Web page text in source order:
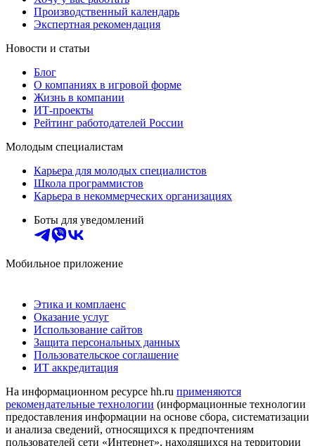
Производственный календарь
Экспертная рекомендация
Новости и статьи
Блог
О компаниях в игровой форме
Жизнь в компании
ИТ-проекты
Рейтинг работодателей России
Молодым специалистам
Карьера для молодых специалистов
Школа программистов
Карьера в некоммерческих организациях
Боты для уведомлений
Мобильное приложение
Этика и комплаенс
Оказание услуг
Использование сайтов
Защита персональных данных
Пользовательское соглашение
ИТ аккредитация
На информационном ресурсе hh.ru применяются
рекомендательные технологии (информационные технологии
предоставления информации на основе сбора, систематизации
и анализа сведений, относящихся к предпочтениям
пользователей сети «Интернет», находящихся на территории